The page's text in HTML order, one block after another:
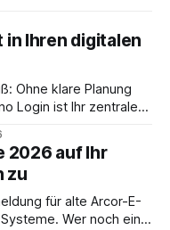
Ihren digitalen
Ohne klare Planung
Login ist Ihr zentraler
rund um
diesem Leitfaden
Einstieg
2026 auf Ihr
zu
Wer noch eine